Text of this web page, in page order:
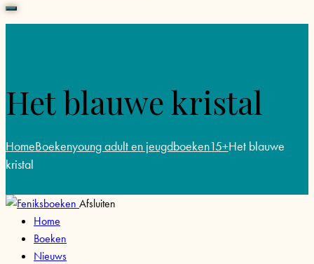
Het blauwe kristal
HomeBoekenyoung adult en jeugdboeken15+Het blauwe
kristal
Afsluiten
Home
Boeken
Nieuws